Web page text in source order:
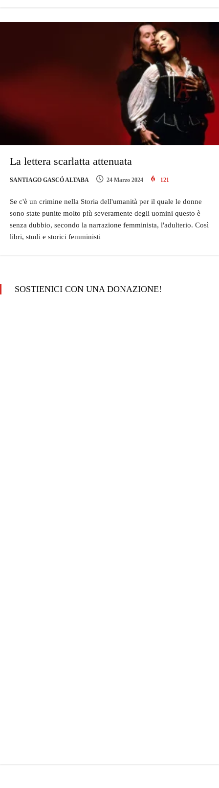
La lettera scarlatta attenuata
SANTIAGO GASCÓ ALTABA 24 Marzo 2024 121
Se c'è un crimine nella Storia dell'umanità per il quale le donne
sono state punite molto più severamente degli uomini questo è
senza dubbio, secondo la narrazione femminista, l'adulterio. Così
libri, studi e storici femministi
SOSTIENICI CON UNA DONAZIONE!